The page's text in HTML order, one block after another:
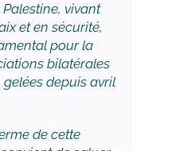
vivant
et en sécurité,
pour la
bilatérales
depuis avril
de cette